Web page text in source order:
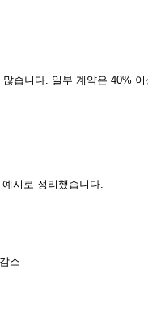
습니다. 일부 계약은 40%
시로 정리했습니다.
소